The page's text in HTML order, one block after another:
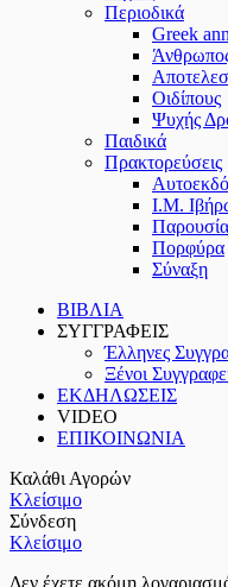
Περιοδικά
Greek
Οιδίπους
Ψυχής
Παιδικά
Πρακτoρεύσεις
Ι.Μ.
Παρουσία
Πορφύρα
Σύναξη
ΒΙΒΛΙΑ
ΣΥΓΓΡΑΦΕΙΣ
Έλληνες
Ξένοι
ΕΚΔΗΛΩΣΕΙΣ
VIDEO
ΕΠΙΚΟΙΝΩΝΙΑ
Καλάθι Αγορών
Κλείσιμο
Σύνδεση
Κλείσιμο